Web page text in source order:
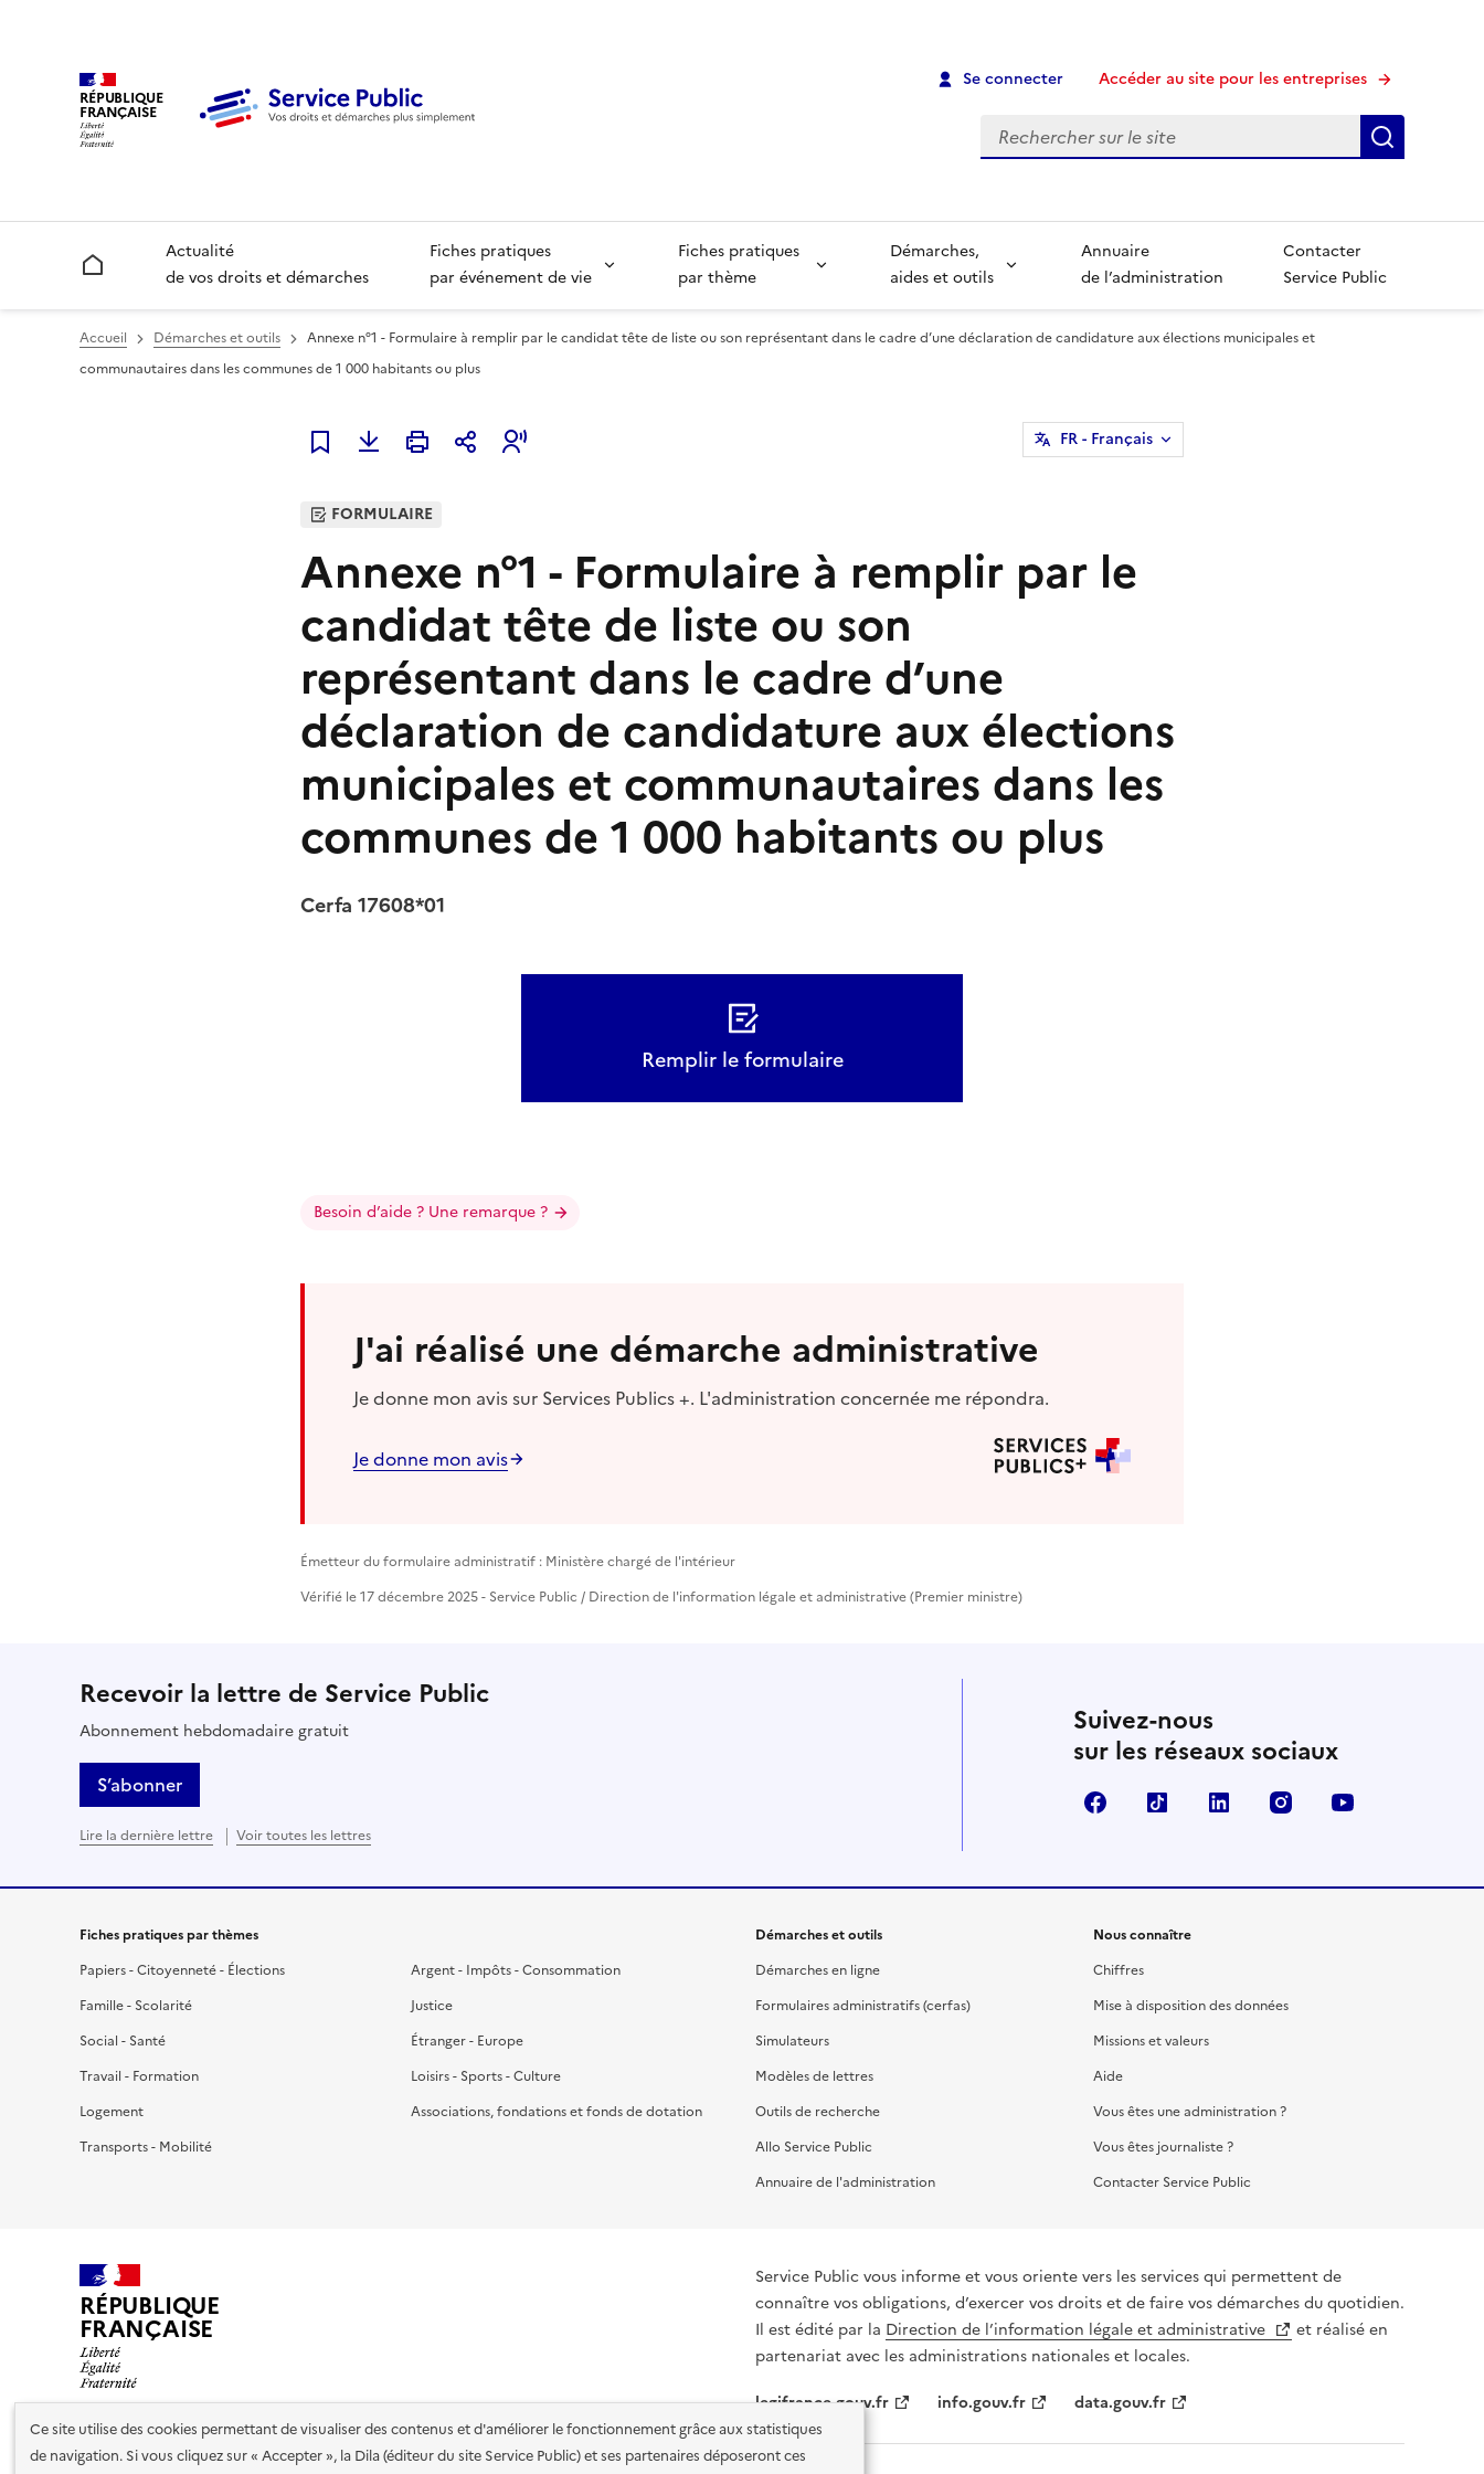
Ce site utilise des cookies permettant de visualiser des contenus et d'améliorer le fonctionnement grâce aux statistiques
de navigation. Si vous cliquez sur « Accepter », la Dila (éditeur du site Service Public) et ses partenaires déposeront ces
RÉPUBLIQUE
FRANÇAISE
Se connecter Accéder au site pour les entreprises
Recherche
Accueil
Actualité
de vos droits et démarches
Fiches pratiques
par événement de vie
Fiches pratiques
par thème
Démarches,
aides et outils
Annuaire
de l’administration
Contacter
Service Public
Accueil Démarches et outils
Annexe n°1 - Formulaire à remplir par le candidat tête de liste ou son représentant dans le cadre d’une déclaration de candidature aux élections municipales et
communautaires dans les communes de 1 000 habitants ou plus
Ajouter à mes favoris
FR- Français
FORMULAIRE
Annexe n°1 - Formulaire à remplir par le
candidat tête de liste ou son
représentant dans le cadre d’une
déclaration de candidature aux élections
municipales et communautaires dans les
communes de 1 000 habitants ou plus
Cerfa 17608*01
Remplir le formulaire
Besoin d’aide ? Une remarque ?
J'ai réalisé une démarche administrative
Je donne mon avis sur Services Publics +. L'administration concernée me répondra.
Je donne mon avis
Émetteur du formulaire administratif : Ministère chargé de l'intérieur
Vérifié le 17 décembre 2025 - Service Public / Direction de l'information légale et administrative (Premier ministre)
Recevoir la lettre de Service Public
Abonnement hebdomadaire gratuit
S’abonner
Lire la dernière lettre Voir toutes les lettres
Suivez-nous
sur les réseaux sociaux
FacebookTikTok LinkedIn Instagram
Fiches pratiques par thèmes
Papiers - Citoyenneté - Élections
Famille - Scolarité
Social - Santé
Travail - Formation
Logement
Transports - Mobilité
Argent - Impôts - Consommation
Justice
Étranger - Europe
Loisirs - Sports - Culture
Associations, fondations et fonds de dotation
Démarches et outils
Démarches en ligne
Formulaires administratifs (cerfas)
Simulateurs
Modèles de lettres
Outils de recherche
Allo Service Public
Annuaire de l'administration
Nous connaître
Chiffres
Mise à disposition des données
Missions et valeurs
Aide
Vous êtes une administration ?
Vous êtes journaliste ?
Contacter Service Public
RÉPUBLIQUE
FRANÇAISE
Service Public vous informe et vous oriente vers les services qui permettent de
connaître vos obligations, d’exercer vos droits et de faire vos démarches du quotidien.
Il est édité par la Direction de l’information légale et administrative
et réalisé en
partenariat avec les administrations nationales et locales.
legifrance.gouv.fr
info.gouv.fr data.gouv.fr